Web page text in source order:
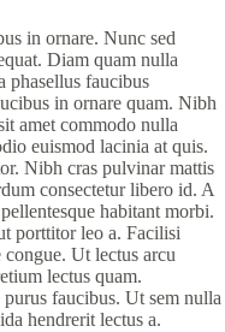
in ornare. Nunc sed
Diam quam nulla
phasellus faucibus
in ornare quam. Nibh
amet commodo nulla
euismod lacinia at quis.
Nibh cras pulvinar mattis
consectetur libero id. A
habitant morbi.
porttitor leo a. Facilisi
Ut lectus arcu
lectus quam.
faucibus. Ut sem nulla
hendrerit lectus a.